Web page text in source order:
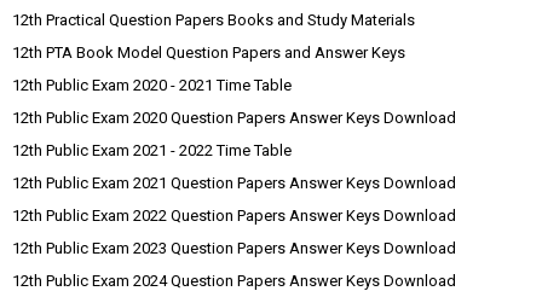
12th Practical Question Papers Books and Study Materials
12th PTA Book Model Question Papers and Answer Keys
12th Public Exam 2020 - 2021 Time Table
12th Public Exam 2020 Question Papers Answer Keys Download
12th Public Exam 2021 - 2022 Time Table
12th Public Exam 2021 Question Papers Answer Keys Download
12th Public Exam 2022 Question Papers Answer Keys Download
12th Public Exam 2023 Question Papers Answer Keys Download
12th Public Exam 2024 Question Papers Answer Keys Download